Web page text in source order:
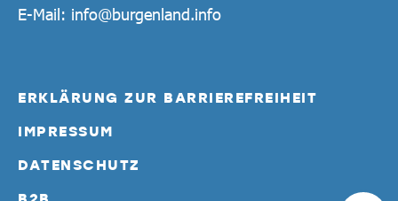
E-Mail: info@burgenland.info
ERKLÄRUNG ZUR BARRIEREFREIHEIT
IMPRESSUM
DATENSCHUTZ